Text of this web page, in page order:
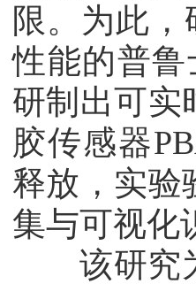
限。为此
性能的普鲁
研制出可实
胶传感器
释放，实验
集与可视化
该研究为